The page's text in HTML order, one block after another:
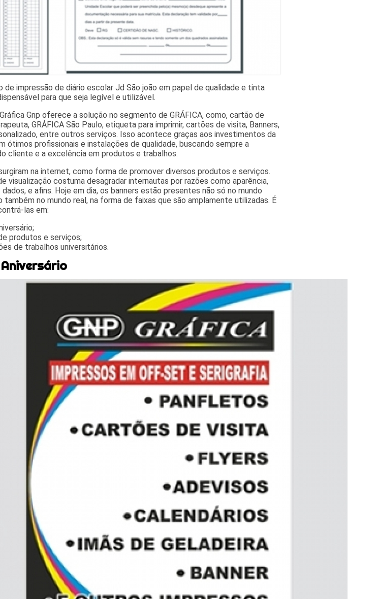
de impressão de diário escolar Jd São joão em papel de qualidade e tinta
para que seja legível e utilizável.
Gnp oferece a solução no segmento de GRÁFICA, como, cartão de
GRÁFICA São Paulo, etiqueta para imprimir, cartões de visita, Banners,
entre outros serviços. Isso acontece graças aos investimentos da
ótimos profissionais e instalações de qualidade, buscando sempre a
cliente e a excelência em produtos e trabalhos.
na internet, como forma de promover diversos produtos e serviços.
visualização costuma desagradar internautas por razões como aparência,
e afins. Hoje em dia, os banners estão presentes não só no mundo
também no mundo real, na forma de faixas que são amplamente utilizadas. É
las em:
produtos e serviços;
de trabalhos universitários.